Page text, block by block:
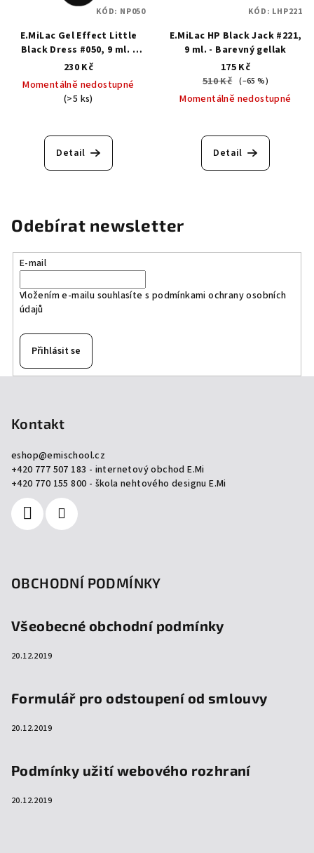
E.MiLac Gel Effect Little
Black Dress #050, 9 ml. -
Klasický lak s gelovým
efektem
230 Kč
Momentálně nedostupné
(>5 ks)
Detail
KÓD: NP050
E.MiLac HP Black Jack #221,
9 ml. - Barevný gellak
175 Kč
510 Kč (–65 %)
Momentálně nedostupné
Detail
KÓD: LHP221
Odebírat newsletter
E-mail
Vložením e-mailu souhlasíte s podmínkami ochrany osobních
údajů
Přihlásit se
Kontakt
eshop@emischool.cz
+420 777 507 183 - internetový obchod E.Mi
+420 770 155 800 - škola nehtového designu E.Mi
OBCHODNÍ PODMÍNKY
Všeobecné obchodní podmínky
20.12.2019
Formulář pro odstoupení od smlouvy
20.12.2019
Podmínky užití webového rozhraní
20.12.2019